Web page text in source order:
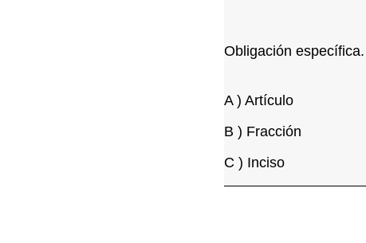
Obligación específica.
A ) Artículo
B ) Fracción
C ) Inciso